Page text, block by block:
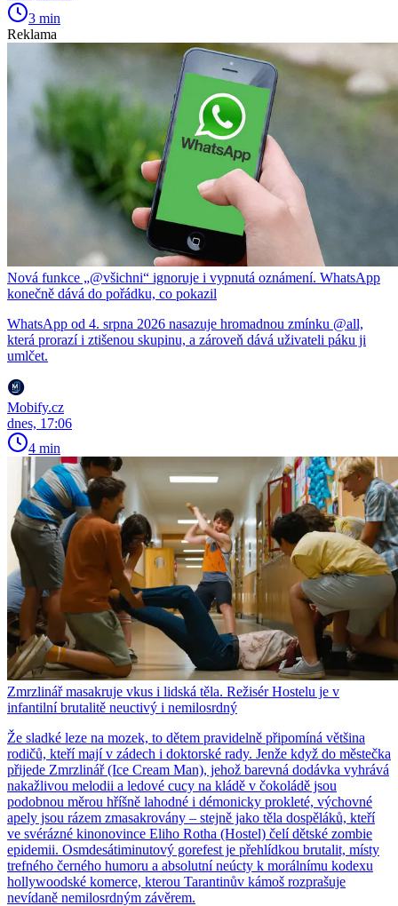
3 min
Reklama
Nová funkce „@všichni“ ignoruje i vypnutá oznámení. WhatsApp
konečně dává do pořádku, co pokazil
WhatsApp od 4. srpna 2026 nasazuje hromadnou zmínku @all,
která prorazí i ztišenou skupinu, a zároveň dává uživateli páku ji
umlčet.
Mobify.cz
dnes, 17:06
4 min
Zmrzlinář masakruje vkus i lidská těla. Režisér Hostelu je v
infantilní brutalitě neuctivý i nemilosrdný
Že sladké leze na mozek, to dětem pravidelně připomíná většina
rodičů, kteří mají v zádech i doktorské rady. Jenže když do městečka
přijede Zmrzlinář (Ice Cream Man), jehož barevná dodávka vyhrává
nakažlivou melodii a ledové cucy na kládě v čokoládě jsou
podobnou měrou hříšně lahodné i démonicky prokleté, výchovné
apely jsou rázem zmasakrovány – stejně jako těla dospěláků, kteří
ve svérázné kinonovince Eliho Rotha (Hostel) čelí dětské zombie
epidemii. Osmdesátiminutový gorefest je přehlídkou brutalit, místy
trefného černého humoru a absolutní neúcty k morálnímu kodexu
hollywoodské komerce, kterou Tarantinův kámoš rozprašuje
nevídaně nemilosrdným závěrem.